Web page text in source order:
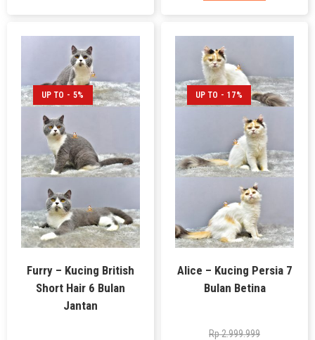
UP TO - 5%
Furry – Kucing British
Short Hair 6 Bulan
Jantan
UP TO - 17%
Alice – Kucing Persia 7
Bulan Betina
Rp2.999.999